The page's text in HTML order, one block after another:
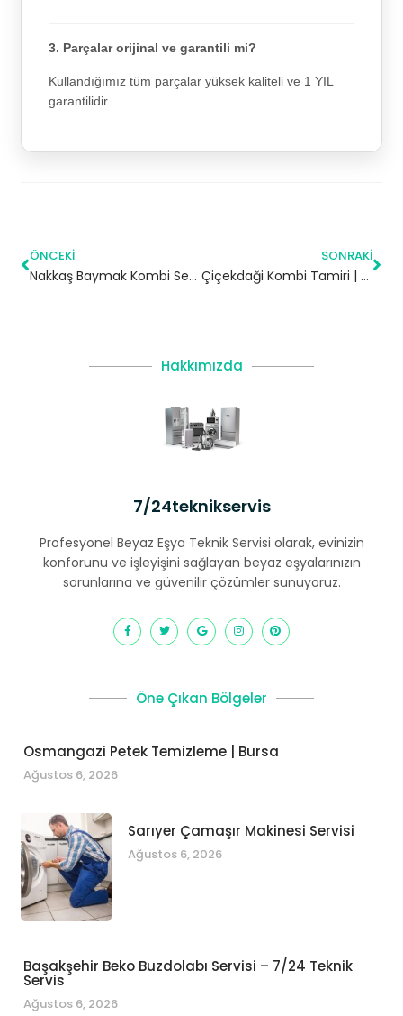
3. Parçalar orijinal ve garantili mi?
Kullandığımız tüm parçalar yüksek kaliteli ve 1 YIL
garantilidir.
ÖNCEKI
Nakkaş Baymak Kombi Servisi – Çatalca Yetkili Servis
SONRAKI
Çiçekdaği Kombi Tamiri | Kırşehir
Hakkımızda
7/24teknikservis
Profesyonel Beyaz Eşya Teknik Servisi olarak, evinizin
konforunu ve işleyişini sağlayan beyaz eşyalarınızın
sorunlarına ve güvenilir çözümler sunuyoruz.
Öne Çıkan Bölgeler
Osmangazi Petek Temizleme | Bursa
Ağustos 6, 2026
Sarıyer Çamaşır Makinesi Servisi
Ağustos 6, 2026
Başakşehir Beko Buzdolabı Servisi – 7/24 Teknik
Servis
Ağustos 6, 2026